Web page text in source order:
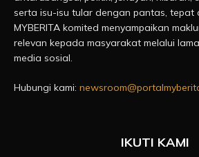
serta isu-isu tular dengan pantas, tepat
MYBERITA komited menyampaikan
relevan kepada masyarakat melalui
media sosial.
Hubungi kami:
IKUTI KAMI